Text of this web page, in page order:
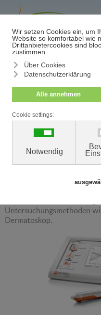
Zusätzliche
Nevisense ist ein
Ärztinnen und Ärzten hilft,
Früherkennung von
Untersuchungsmethoden
Dermatoskop.